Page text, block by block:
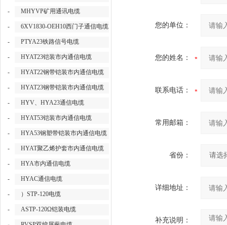
- MHYVP矿用通讯电缆
- 6XV1830-OEH10西门子通信电缆
- PTYA23铁路信号电缆
- HYAT23铠装市内通信电缆
- HYAT22钢带铠装市内通信电缆
- HYAT23钢带铠装市内通信电缆
- HYV、HYA23通信电缆
- HYAT53铠装市内通信电缆
- HYA53钢塑带铠装市内通信电缆
- HYAT聚乙烯护套市内通信电缆
- HYA市内通信电缆
- HYAC通信电缆
- ）STP-120电缆
- ASTP-120Ω铠装电缆
您的单位：
您的姓名：
联系电话：
常用邮箱：
省份：
详细地址：
补充说明：